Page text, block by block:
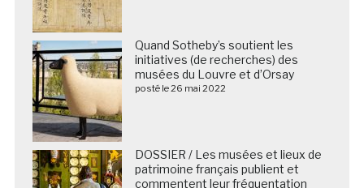
Quand Sotheby’s soutient les
initiatives (de recherches) des
musées du Louvre et d’Orsay
posté le 26 mai 2022
DOSSIER / Les musées et lieux de
patrimoine français publient et
commentent leur fréquentation